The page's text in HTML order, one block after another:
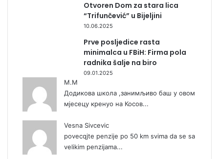
Otvoren Dom za stara lica
“Trifunčević” u Bijeljini
10.06.2025
Prve posljedice rasta
minimalca u FBiH: Firma pola
radnika šalje na biro
09.01.2025
М.М
Додикова школа ,занимљиво баш у овом
мјесецу кренуо на Косов...
Vesna Sivcevic
povecqjte penzije po 50 km svima da se sa
velikim penzijama...